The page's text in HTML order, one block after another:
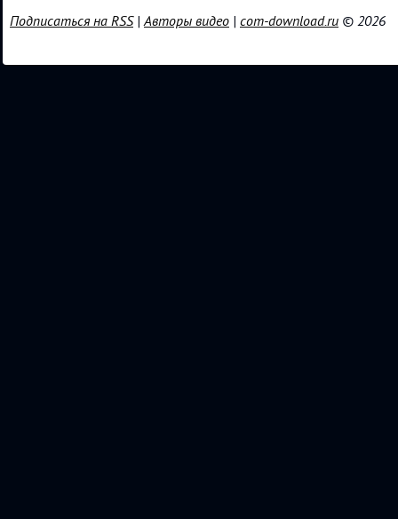
Подписаться на RSS|Авторы видео | com-download.ru © 2026